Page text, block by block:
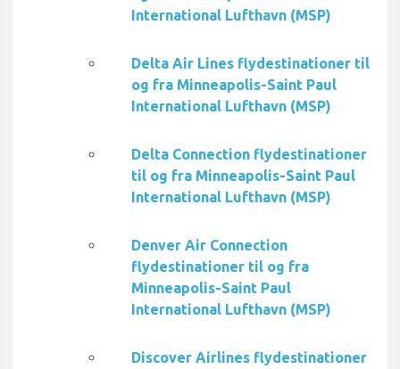
International Lufthavn (MSP)
Delta Air Lines flydestinationer til
og fra Minneapolis-Saint Paul
International Lufthavn (MSP)
Delta Connection flydestinationer
til og fra Minneapolis-Saint Paul
International Lufthavn (MSP)
Denver Air Connection
flydestinationer til og fra
Minneapolis-Saint Paul
International Lufthavn (MSP)
Discover Airlines flydestinationer